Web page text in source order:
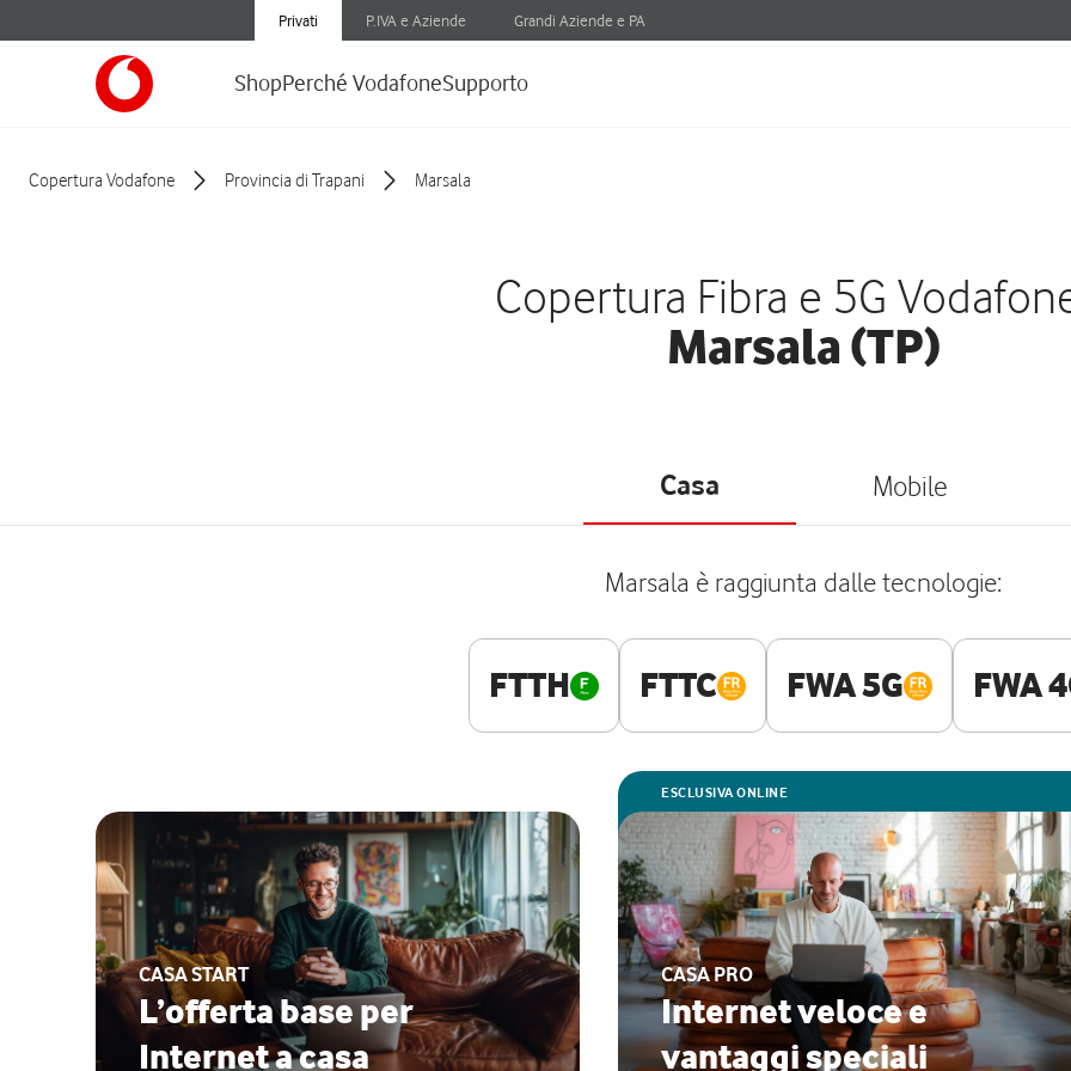
Privati P.IVA e Aziende Grandi Aziende e PA
ShopPerché VodafoneSupporto
Copertura Vodafone Provincia di Trapani Marsala
Copertura Fibra e 5G
Marsala (TP)
Casa Mobile
Marsala è raggiunta dalle tecnologie:
FTTH FTTC FWA 5G FWA
CASA START
L’offerta base per
Internet a casa
ESCLUSIVA ONLINE
CASA PRO
Internet veloce e
vantaggi speciali